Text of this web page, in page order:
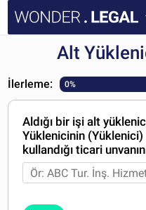
ANA SAYFA
BELGELER
SSS
HESABIM
Alt
İlerleme: 0%
Aldığı bir işi alt
Yüklenicinin
kullandığı ticari